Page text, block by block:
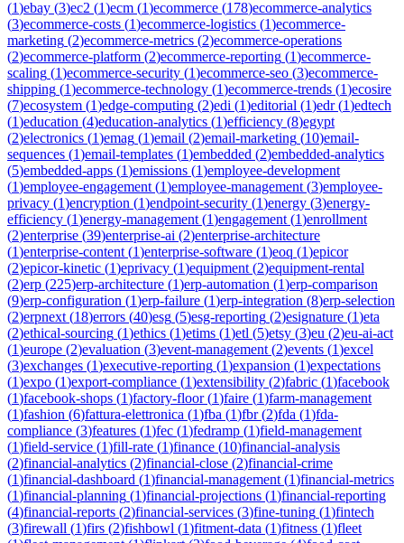
(1)ebay (3)ec2 (1)ecm (1)ecommerce (178)ecommerce-analytics
(3)ecommerce-costs (1)ecommerce-logistics (1)ecommerce-
marketing (2)ecommerce-metrics (2)ecommerce-operations
(2)ecommerce-platform (2)ecommerce-reporting (1)ecommerce-
scaling (1)ecommerce-security (1)ecommerce-seo (3)ecommerce-
shipping (1)ecommerce-technology (1)ecommerce-trends (1)ecosire
(7)ecosystem (1)edge-computing (2)edi (1)editorial (1)edr(1)edtech
(1)education (4)education-analytics (1)efficiency (8)egypt
(2)electronics (1)emag (1)email (2)email-marketing (10)email-
sequences (1)email-templates (1)embedded (2)embedded-analytics
(5)embedded-apps (1)emissions (1)employee-development
(1)employee-engagement (1)employee-management (3)employee-
privacy (1)encryption (1)endpoint-security (1)energy (3)energy-
efficiency (1)energy-management (1)engagement (1)enrollment
(2)enterprise (39)enterprise-ai (2)enterprise-architecture
(1)enterprise-content (1)enterprise-software (1)eoq (1)epicor
(2)epicor-kinetic (1)eprivacy (1)equipment (2)equipment-rental
(2)erp (225)erp-architecture (1)erp-automation (1)erp-comparison
(9)erp-configuration (1)erp-failure (1)erp-integration (8)erp-selection
(2)erpnext (18)errors (40)esg (5)esg-reporting (2)esignature (1)eta
(2)ethical-sourcing (1)ethics (1)etims (1)etl (5)etsy (3)eu (2)eu-ai-act
(1)europe (2)evaluation (3)event-management (2)events (1)excel
(3)exchanges (1)executive-reporting (1)expansion (1)expectations
(1)expo (1)export-compliance (1)extensibility (2)fabric (1)facebook
(1)facebook-shops (1)factory-floor(1)faire (1)farm-management
(1)fashion (6)fattura-elettronica (1)fba (1)fbr(2)fda (1)fda-
compliance (3)features (1)fec (1)fedramp (1)field-management
(1)field-service (1)fill-rate (1)finance (10)financial-analysis
(2)financial-analytics (2)financial-close (2)financial-crime
(1)financial-dashboard (1)financial-management (1)financial-metrics
(1)financial-planning (1)financial-projections (1)financial-reporting
(4)financial-reports (2)financial-services (3)fine-tuning (1)fintech
(3)firewall (1)firs (2)fishbowl (1)fitment-data (1)fitness (1)fleet